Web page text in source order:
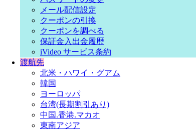
メール配信設定
クーポンの引換
クーポンを調べる
保証金入出金履歴
iVideo サービス条約
渡航先
北米・ハワイ・グアム
韓国
ヨーロッパ
台湾(長期割引あり)
中国.香港.マカオ
東南アジア